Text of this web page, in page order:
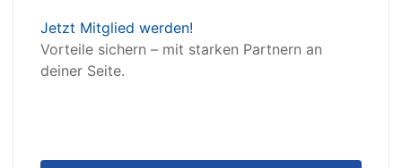
Jetzt Mitglied werden!
Vorteile sichern – mit starken Partnern an
deiner Seite.